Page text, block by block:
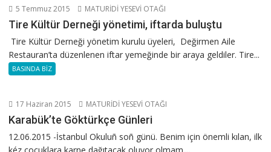
5 Temmuz 2015 MATURİDİ YESEVİ OTAĞI
Tire Kültür Derneği yönetimi, iftarda buluştu
Tire Kültür Derneği yönetim kurulu üyeleri, Değirmen Aile
Restauran’ta düzenlenen iftar yemeğinde bir araya geldiler. Tire...
BASINDA BİZ
17 Haziran 2015 MATURİDİ YESEVİ OTAĞI
Karabük’te Göktürkçe Günleri
12.06.2015 -İstanbul Okuluñ soñ günü. Benim için önemli kılan, ilk
kéz çocuklara karne dağıtacak oluyor olmam....